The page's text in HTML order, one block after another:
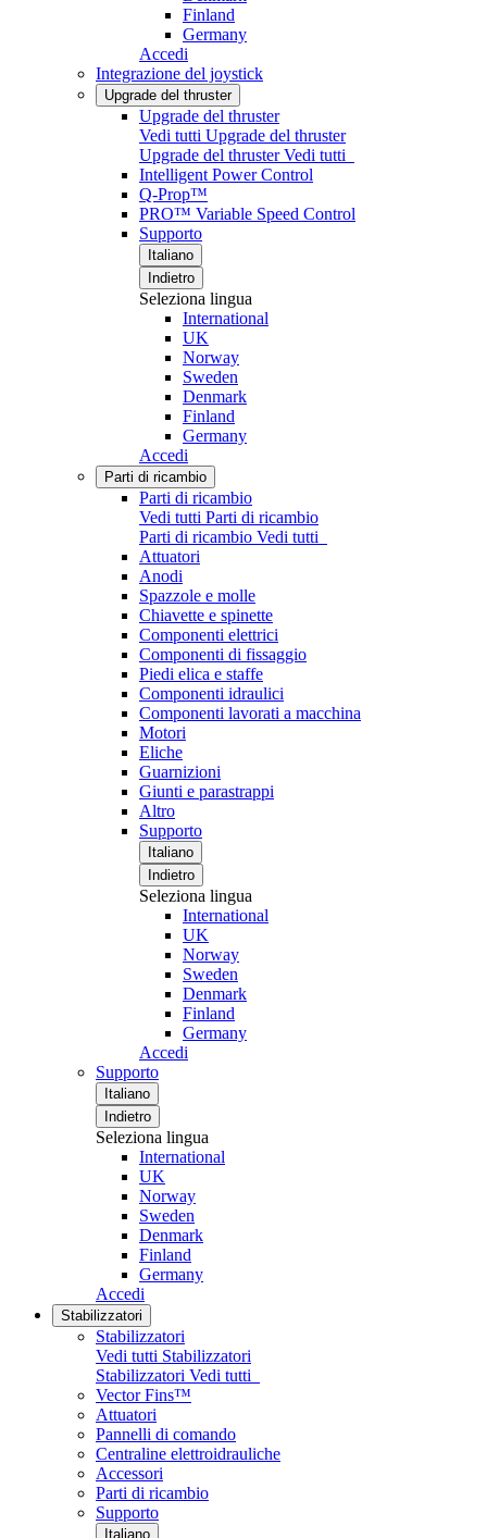
Finland
Germany
Accedi
Integrazione del joystick
Upgrade del thruster
Upgrade del thruster
Vedi tutti Upgrade del thruster
Upgrade del thrusterVedi tutti
Intelligent Power Control
Q-Prop™
PRO™ Variable Speed Control
Supporto
Italiano
Indietro
Seleziona lingua
International
UK
Norway
Sweden
Denmark
Finland
Germany
Accedi
Parti di ricambio
Parti di ricambio
Vedi tutti Parti di ricambio
Parti di ricambio Vedi tutti
Attuatori
Anodi
Spazzole e molle
Chiavette e spinette
Componenti elettrici
Componenti di fissaggio
Piedi elica e staffe
Componenti idraulici
Componenti lavorati a macchina
Motori
Eliche
Guarnizioni
Giunti e parastrappi
Altro
Supporto
Italiano
Indietro
Seleziona lingua
International
UK
Norway
Sweden
Denmark
Finland
Germany
Accedi
Supporto
Italiano
Indietro
Seleziona lingua
International
UK
Norway
Sweden
Denmark
Finland
Germany
Accedi
Stabilizzatori
Stabilizzatori
Vedi tutti Stabilizzatori
Stabilizzatori Vedi tutti
Vector Fins™
Attuatori
Pannelli di comando
Centraline elettroidrauliche
Accessori
Parti di ricambio
Supporto
Italiano